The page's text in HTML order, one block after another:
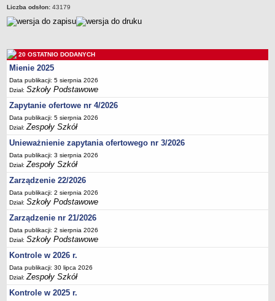
Statut
Majątek
Ogłoszenia
Zarządzenia
Rejestry, ewidencje, archiwa
Kontrole
PONOWNE WYKORZYSTYWANIE
Sprawozdania
Deklaracja dostępności
DEKLARACJA DOSTĘPNOŚCI
UDOSTĘPNIANIE INFORMACJI PUBLICZNEJ
OCHRONA DANYCH OSOBOWYCH
Liczba odsłon: 43179
20 OSTATNIO DODANYCH
Mienie 2025
Data publikacji: 5 sierpnia 2026
Dział:Szkoły Podstawowe
Zapytanie ofertowe nr 4/2026
Data publikacji: 5 sierpnia 2026
Dział:Zespoły Szkół
Unieważnienie zapytania ofertowego nr 3/2026
Data publikacji: 3 sierpnia 2026
Dział:Zespoły Szkół
Zarządzenie 22/2026
Data publikacji: 2 sierpnia 2026
Dział:Szkoły Podstawowe
Zarządzenie nr 21/2026
Data publikacji: 2 sierpnia 2026
Dział:Szkoły Podstawowe
Kontrole w 2026 r.
Data publikacji: 30 lipca 2026
Dział:Zespoły Szkół
Kontrole w 2025 r.